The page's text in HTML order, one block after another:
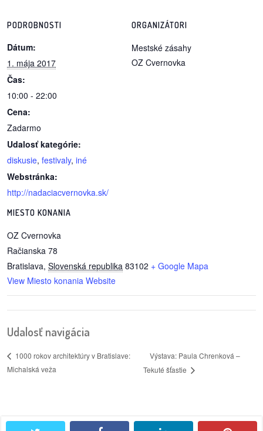
podporte
podporili
nás
kontaktujte
nás
reklama
PODROBNOSTI
Dátum:
1. mája 2017
Čas:
10:00 - 22:00
Cena:
Zadarmo
Udalosť kategórie:
diskusie, festivaly, iné
Webstránka:
http://nadaciacvernovka.sk/
MIESTO KONANIA
OZ Cvernovka
Račianska 78
Bratislava, Slovenská republika 83102 + Google Mapa
View Miesto konania Website
ORGANIZÁTORI
Mestské zásahy
OZ Cvernovka
Udalosť navigácia
1000 rokov architektúry v Bratislave:
Michalská veža
Výstava: Paula Chrenková –
Tekuté šťastie